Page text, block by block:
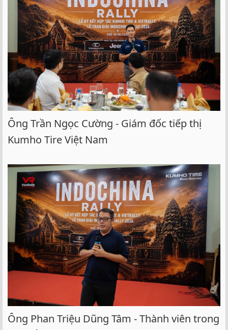
Ông Trần Ngọc Cường - Giám đốc tiếp thị
Kumho Tire Việt Nam
Ông Phan Triệu Dũng Tâm - Thành viên trong